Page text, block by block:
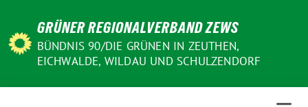
Inhalt
GRÜNER REGIONALVERBAND ZEWS
BÜNDNIS 90/DIE GRÜNEN IN ZEUTHEN,
EICHWALDE, WILDAU UND SCHULZENDORF